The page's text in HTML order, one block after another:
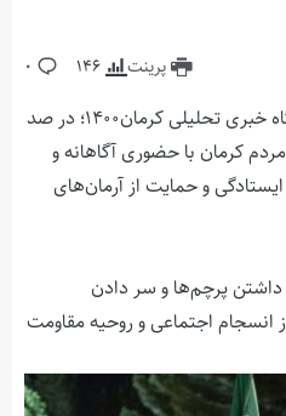
پرینت 146
0
به گزارش گروه چندرسانه‌ای پایگاه خبری تحلیلی کرمان۱۴۰۰؛ در صد
کرمان با حضوری آگاهانه و
و حمایت از آرمان‌های
پرچم‌ها و سر دادن
انسجام اجتماعی و روحیه مقاومت